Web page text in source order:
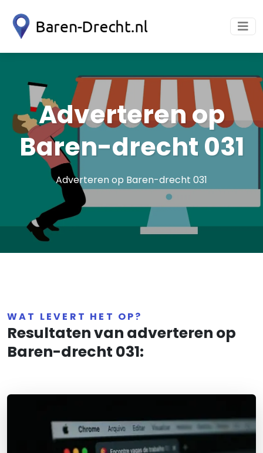
Adverteren op
Baren-drecht 031
Adverteren op Baren-drecht 031
WAT LEVERT HET OP?
Resultaten van adverteren op
Baren-drecht 031: